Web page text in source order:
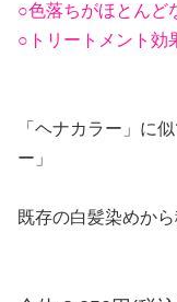
○色落ちがほとんど
○トリートメント効
「ヘナカラー」に
ー」
既存の白髪染めか